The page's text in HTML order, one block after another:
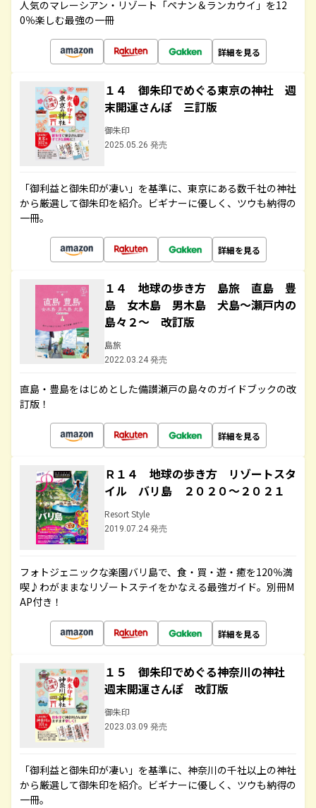
人気のマレーシアン・リゾート「ペナン＆ランカウイ」を12
0％楽しむ最強の一冊
詳細を見る
１４ 御朱印でめぐる東京の神社 週
末開運さんぽ 三訂版
御朱印
2025.05.26 発売
「御利益と御朱印が凄い」を基準に、東京にある数千社の神社
から厳選して御朱印を紹介。ビギナーに優しく、ツウも納得の
一冊。
詳細を見る
１４ 地球の歩き方 島旅 直島 豊
島 女木島 男木島 犬島～瀬戸内の
島々２～ 改訂版
島旅
2022.03.24 発売
直島・豊島をはじめとした備讃瀬戸の島々のガイドブックの改
訂版！
詳細を見る
Ｒ１４ 地球の歩き方 リゾートスタ
イル バリ島 ２０２０～２０２１
Resort Style
2019.07.24 発売
フォトジェニックな楽園バリ島で、食・買・遊・癒を120％満
喫♪わがままなリゾートステイをかなえる最強ガイド。別冊M
AP付き！
詳細を見る
１５ 御朱印でめぐる神奈川の神社
週末開運さんぽ 改訂版
御朱印
2023.03.09 発売
「御利益と御朱印が凄い」を基準に、神奈川の千社以上の神社
から厳選して御朱印を紹介。ビギナーに優しく、ツウも納得の
一冊。